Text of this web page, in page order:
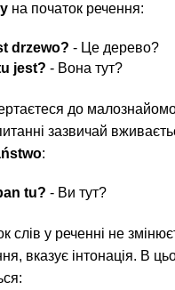
на початок речення:
drzewo? - Це дерево?
jest? - Вона тут?
до
зазвичай
:
tu? - Ви тут?
слів у реченні не
вказує інтонація. В